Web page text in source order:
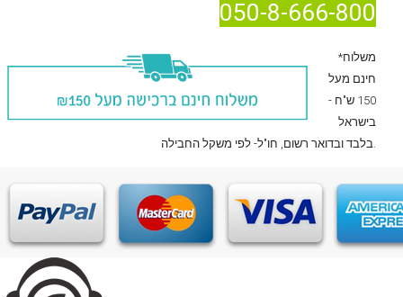
050-8-666-800
*משלוח
חינם מעל
150 ש"ח -
בישראל
בלבדובדואר רשום , חו"ל- לפי משקל החבילה.